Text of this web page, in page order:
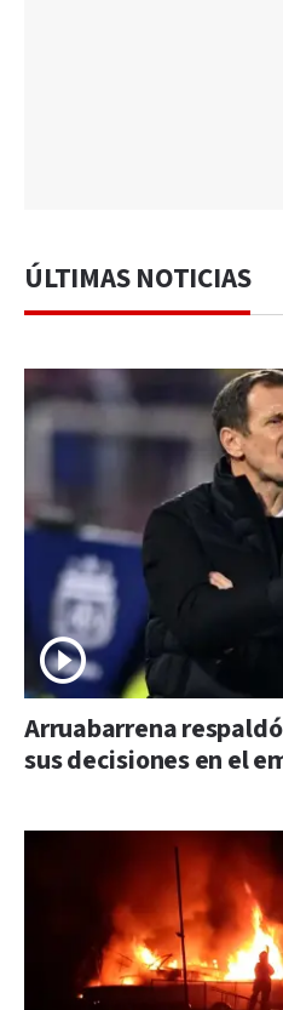
ÚLTIMAS NOTICIAS
Arruabarrena
sus decisiones en el